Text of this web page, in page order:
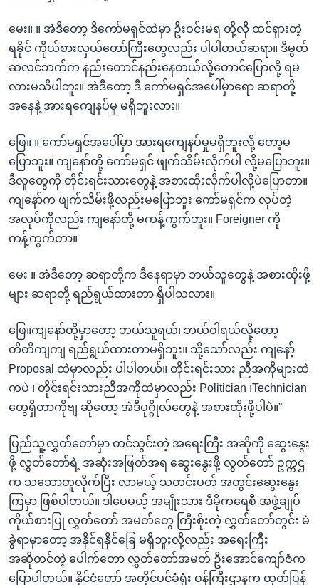
မေး။ ။ အဲဒီတော့ ဒီကော်မရှင်ထဲမှာ ဦးဝင်းမရ တို့လို ထင်ရှားတဲ့
ရခိုင် ကိုယ်စားလှယ်တော်ကြီးတွေလည်း ပါပါတယ်ဆရာ။ ဒီမွတ်
ဆလင်ဘက်က နည်းတောင်နည်းနေတယ်လို့တောင်ပြောလို့ ရမ
လားမသိပါဘူး။ အဲဒီတော့ ဒီ ကော်မရှင်အပေါ်မှာရော ဆရာတို့
အနေနဲ့ အားရကျေနပ်မှု မရှိဘူးလား။
ဖြေ။ ။ ကော်မရှင်အပေါ်မှာ အားရကျေနပ်မှုမရှိဘူးလို့ တော့မ
ပြောဘူး။ ကျနော်တို့ ကော်မရှင် ဖျက်သိမ်းလိုက်ပါ လို့မပြောဘူး။
ဒီလူတွေကို တိုင်းရင်းသားတွေနဲ့ အစားထိုးလိုက်ပါလို့ပဲပြောတာ။
ကျနော်က ဖျက်သိမ်းဖို့လည်းမပြောဘူး ကော်မရှင်က လုပ်တဲ့
အလုပ်ကိုလည်း ကျနော်တို့ မကန့်ကွက်ဘူး။ Foreigner ကို
ကန့်ကွက်တာ။
မေး ။ အဲဒီတော့ ဆရာတို့က ဒီနေရာမှာ ဘယ်သူတွေနဲ့ အစားထိုးဖို့
များ ဆရာတို့ ရည်ရွယ်ထားတာ ရှိပါသလား။
ဖြေ။ကျနော်တို့မှာတော့ ဘယ်သူရယ်၊ ဘယ်ဝါရယ်လို့တော့
တိတိကျကျ ရည်ရွယ်ထားတာမရှိဘူး။ သို့သော်လည်း ကျနော့်
Proposal ထဲမှာလည်း ပါပါတယ်။ တိုင်းရင်းသား ညီအကိုများထဲ
ကပဲ ၊ တိုင်းရင်းသားညီအကိုထဲမှာလည်း Politician ၊Technician
တွေရှိတာကိုဗျ ဆိုတော့ အဲဒီပုဂ္ဂိုလ်တွေနဲ့ အစားထိုးဖို့ပါပဲ။”
ပြည်သူ့လွှတ်တော်မှာ တင်သွင်းတဲ့ အရေးကြီး အဆိုကို ဆွေးနွေး
ဖို့ လွှတ်တော်ရဲ့ အဆုံးအဖြတ်အရ ဆွေးနွေးဖို့ လွှတ်တော် ဥက္ကဌ
က သဘောတူလိုက်ပြီး လာမယ့် သတင်းပတ် အတွင်းဆွေးနွေး
ကြမှာ ဖြစ်ပါတယ်။ ဒါပေမယ့် အမျိုးသား ဒီမိုကရေစီ အဖွဲ့ချုပ်
ကိုယ်စားပြု လွှတ်တော် အမတ်တွေ ကြီးစိုးတဲ့ လွှတ်တော်တွင်း မဲ
ခွဲရာမှာတော့ အနိုင်ရနိုင်ခြေ မရှိဘူးလို့လည်း အရေးကြီး
အဆိုတင်တဲ့ ပေါက်တော လွှတ်တော်အမတ် ဦးအောင်ကျော်ဇံက
ပြောပါတယ်။ နိုင်ငံတော် အတိုင်ပင်ခံရုံး ဝန်ကြီးဌာနက ထုတ်ပြန်